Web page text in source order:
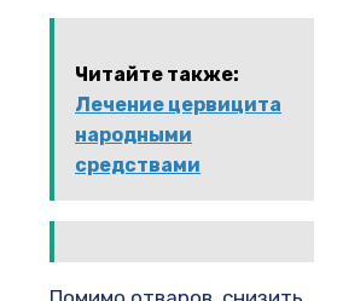
Читайте также:
Лечение цервицита
народными
средствами